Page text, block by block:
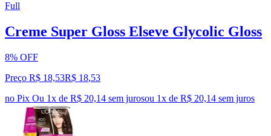
Full
Creme Super Gloss Elseve Glycolic Gloss
8% OFF
Preço R$ 18,53R$ 18,53
no Pix Ou 1x de R$ 20,14 sem jurosou 1x de R$ 20,14 sem juros